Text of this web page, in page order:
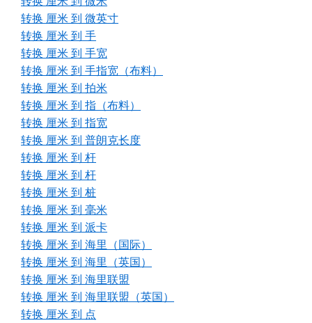
转换 厘米 到 微英寸
转换 厘米 到 手
转换 厘米 到 手宽
转换 厘米 到 手指宽（布料）
转换 厘米 到 拍米
转换 厘米 到 指（布料）
转换 厘米 到 指宽
转换 厘米 到 普朗克长度
转换 厘米 到 杆
转换 厘米 到 杆
转换 厘米 到 桩
转换 厘米 到 毫米
转换 厘米 到 派卡
转换 厘米 到 海里（国际）
转换 厘米 到 海里（英国）
转换 厘米 到 海里联盟
转换 厘米 到 海里联盟（英国）
转换 厘米 到 点